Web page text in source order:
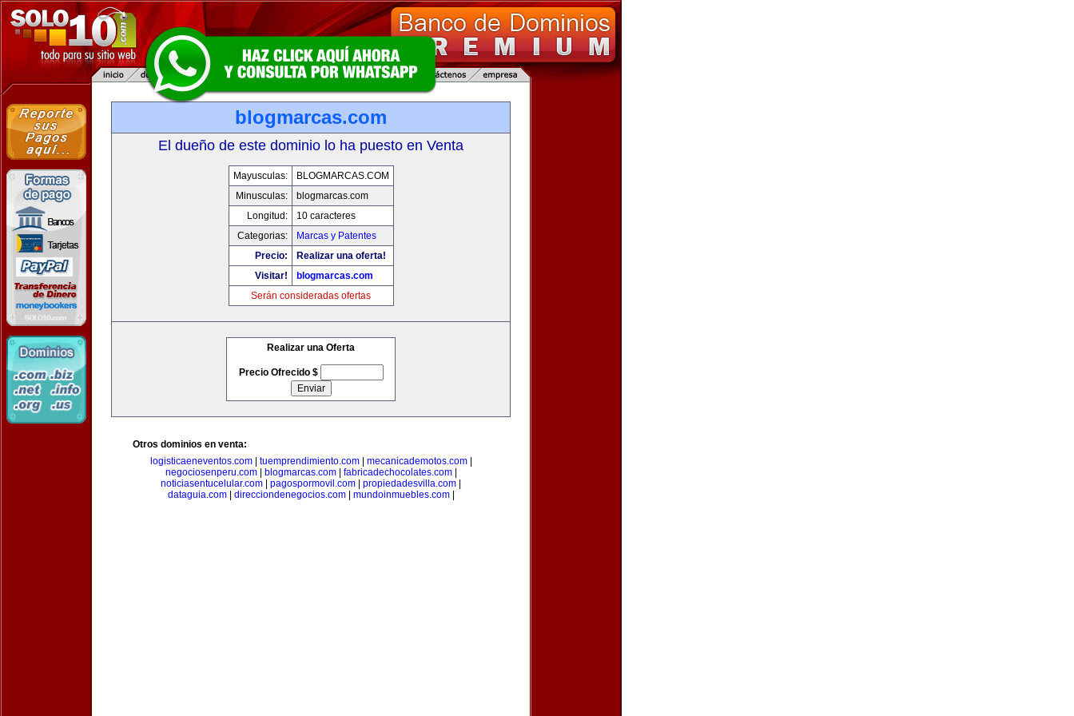
blogmarcas.com
El dueño de este dominio lo ha puesto en Venta
Mayusculas:
BLOGMARCAS.COM
Minusculas:
blogmarcas.com
Longitud:
10 caracteres
Categorias:
Marcas y Patentes
Precio:
Realizar una oferta!
Visitar!
blogmarcas.com
Serán consideradas ofertas
Realizar una Oferta
Precio Ofrecido $
Otros dominios en venta:
logisticaeneventos.com| tuemprendimiento.com| mecanicademotos.com|
negociosenperu.com| blogmarcas.com| fabricadechocolates.com|
noticiasentucelular.com
pagospormovil.com propiedadesvilla.com
dataguia.com| direcciondenegocios.com| mundoinmuebles.com|